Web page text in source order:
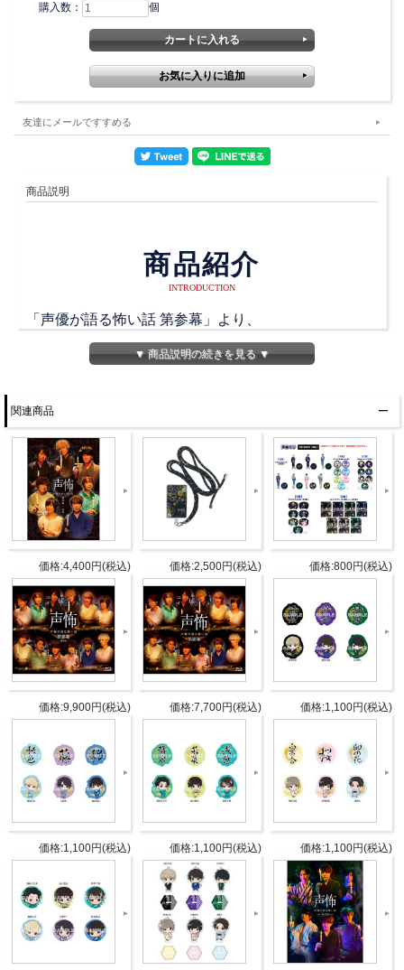
購入数： 個
友達にメールですすめる
商品説明
商品紹介
INTRODUCTION
「声優が語る怖い話 第参幕」より、
声優怪談師のSDイラストを使用した缶バッジが登
ぜひ声優怪談師と一緒に、本編配信をお楽しみくださ
い！
※ブラインド商品となるため、絵柄はお選びいただけ
ません。
※ランダムでのお渡しとなるため、６点以上購入して
も全種類揃わない可能性がございます。
商品詳細
DETAIL
発売日 12月上旬
岡本信彦
浪川大輔
石川界人
濱健人
永塚拓馬
※ブラインド商品となるため、絵柄
はお選びいただけません。
※ランダムでのお渡しとなるため、
▼ 商品説明の続きを見る ▼
関連商品
価格:4,400円(税込) 価格:2,500円(税込) 価格:800円(税込)
価格:9,900円(税込) 価格:7,700円(税込) 価格:1,100円(税込)
価格:1,100円(税込) 価格:1,100円(税込) 価格:1,100円(税込)